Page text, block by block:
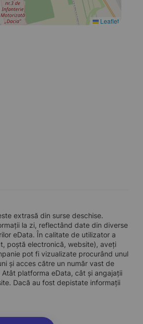
Leaflet
extrasă din surse deschise.
la zi, reflectând date din diverse
eData. În calitate de utilizator a
poștă electronică, website), aveți
pot fi vizualizate procurând unul
și acces către un număr vast de
platforma eData, cât și angajații
Dacă au fost depistate informații